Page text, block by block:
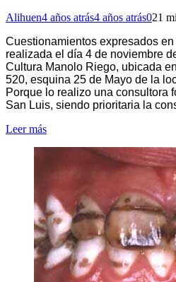
Alihuen4 años atrás4 años atrás021
Cuestionamientos expresados
realizada el día 4 de noviembre
Cultura Manolo Riego, ubicada
520, esquina 25 de Mayo de la
Porque lo realizo una consultora
San Luis, siendo prioritaria la
Leer más